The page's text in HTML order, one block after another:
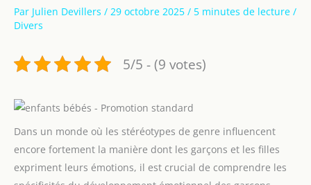
Par Julien Devillers / 29 octobre 2025 / 5 minutes de lecture /
Divers
5/5 - (9 votes)
Dans un monde où les stéréotypes de genre influencent
encore fortement la manière dont les garçons et les filles
expriment leurs émotions, il est crucial de comprendre les